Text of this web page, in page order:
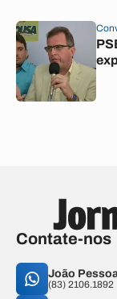
Contate-nos
João
(83) 2106.1892